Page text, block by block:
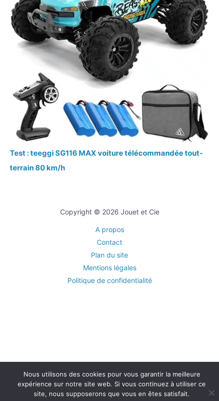
Test : teeggi SG116 MAX voiture télécommandée tout-
terrain 80 km/h
Copyright © 2026 Jouet et Cie
A propos
Contact
Plan du site
Mentions légales
Politique de confidentialité
Nous utilisons des cookies pour vous garantir la meilleure
expérience sur notre site web. Si vous continuez à utiliser ce
site, nous supposerons que vous en êtes satisfait.